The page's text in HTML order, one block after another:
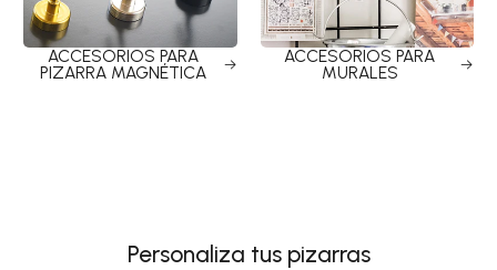
ACCESORIOS PARA
PIZARRA MAGNÉTICA
ACCESORIOS PARA
MURALES
Personaliza tus pizarras